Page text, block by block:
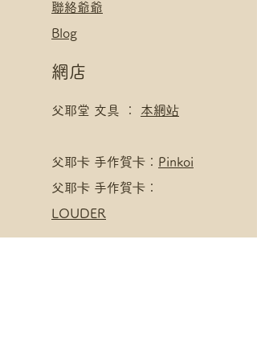
聯絡爺爺
Blog
網店
父耶堂 文具 ： 本網站
​父耶卡 手作賀卡： Pinkoi
父耶卡 手作賀卡：
LOUDER